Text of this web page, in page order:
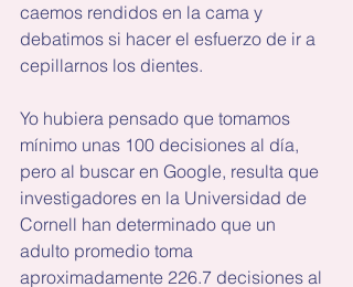
caemos rendidos en la cama y
debatimos si hacer el esfuerzo de ir a
cepillarnos los dientes.
Yo hubiera pensado que tomamos
mínimo unas 100 decisiones al día,
pero al buscar en Google, resulta que
investigadores en la Universidad de
Cornell han determinado que un
adulto promedio toma
aproximadamente 226.7 decisiones al